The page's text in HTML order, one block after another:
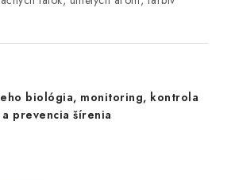
biológia, monitoring, kontrola
a prevencia šírenia